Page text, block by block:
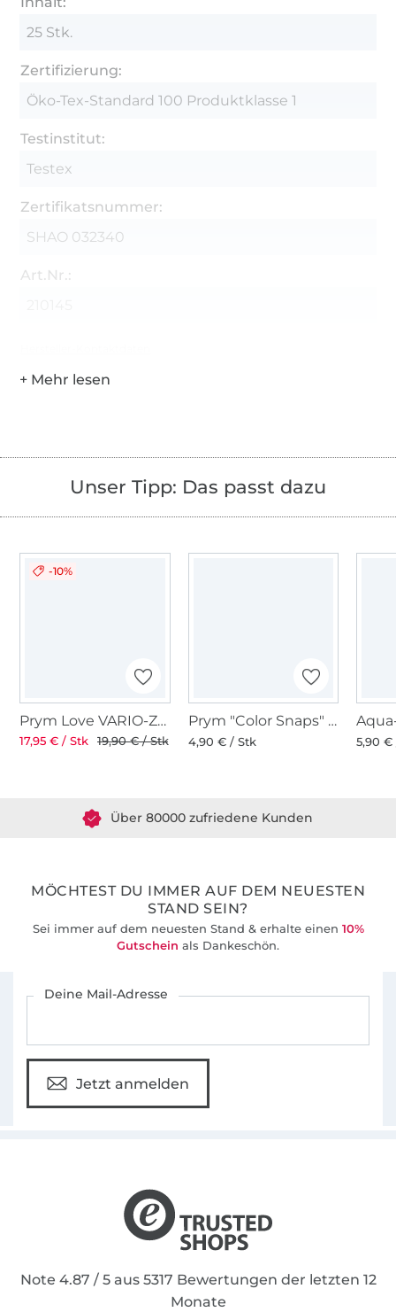
25 Stk.
Zertifizierung:
Öko-Tex-Standard 100 Produktklasse 1
Testinstitut:
Testex
Zertifikatsnummer:
SHAO 032340
Art.Nr.:
Unser Tipp: Das passt dazu
-10%
Prym Love VARIO-Zange
17,95 € / Stk 19,90 € / Stk
Prym "Color Snaps" Werkzeug-Set
4,90 € / Stk 5,90 €
MÖCHTEST DU IMMER AUF DEM NEUESTEN
STAND SEIN?
Sei immer auf dem neuesten Stand & erhalte einen 10%
Gutschein als Dankeschön.
Deine Mail-Adresse
Jetzt anmelden
Note 4.87 / 5 aus 5317 Bewertungen der letzten 12
Monate